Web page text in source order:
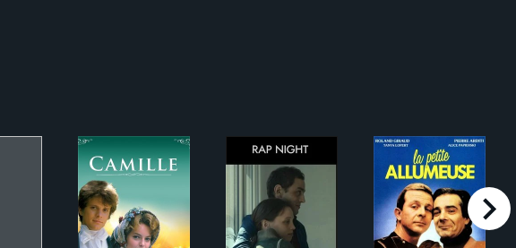
right